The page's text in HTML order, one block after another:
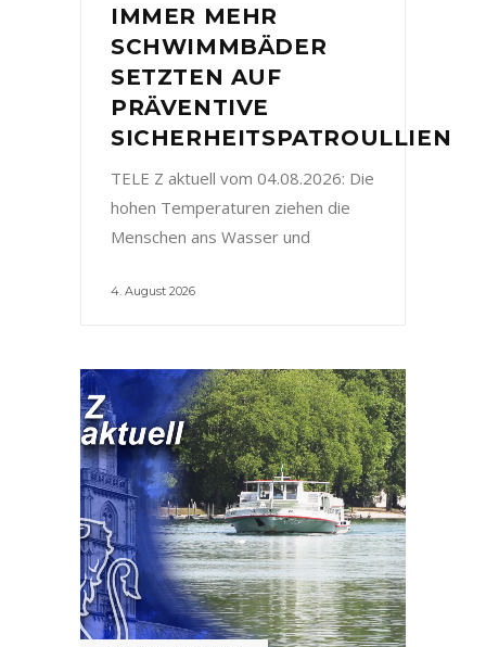
IMMER MEHR
SCHWIMMBÄDER
SETZTEN AUF
PRÄVENTIVE
SICHERHEITSPATROULLIEN
TELE Z aktuell vom 04.08.2026: Die
hohen Temperaturen ziehen die
Menschen ans Wasser und
4. August 2026